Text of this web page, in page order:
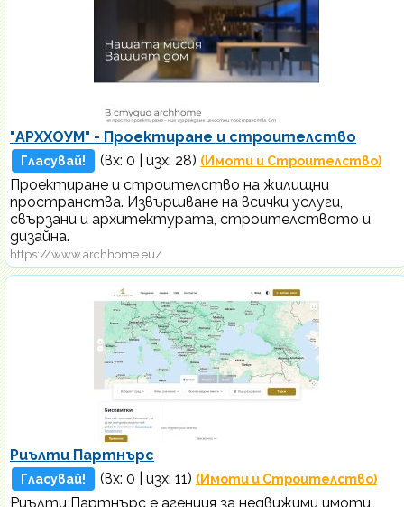
"АРХХОУМ" - Проектиране и строителство
Гласувай! (вх: 0 | изх: 28) (Имоти и Строителство)
Проектиране и строителство на жилищни
пространства. Извършване на всички услуги,
свързани и архитектурата, строителството и
дизайна.
https://www.archhome.eu/
Риълти Партнърс
Гласувай! (вх: 0 | изх: 11) (Имоти и Строителство)
Риълти Партнърс е агенция за недвижими имоти,